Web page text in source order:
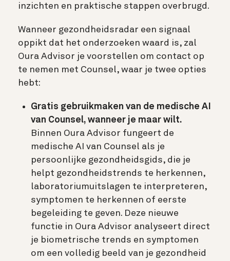
inzichten en praktische stappen overbrugd.
Wanneer gezondheidsradar een signaal
oppikt dat het onderzoeken waard is, zal
Oura Advisor je voorstellen om contact op
te nemen met Counsel, waar je twee opties
hebt:
Gratis gebruikmaken van de medische AI
van Counsel, wanneer je maar wilt.
Binnen Oura Advisor fungeert de
medische AI van Counsel als je
persoonlijke gezondheidsgids, die je
helpt gezondheidstrends te herkennen,
laboratoriumuitslagen te interpreteren,
symptomen te herkennen of eerste
begeleiding te geven. Deze nieuwe
functie in Oura Advisor analyseert direct
je biometrische trends en symptomen
om een volledig beeld van je gezondheid